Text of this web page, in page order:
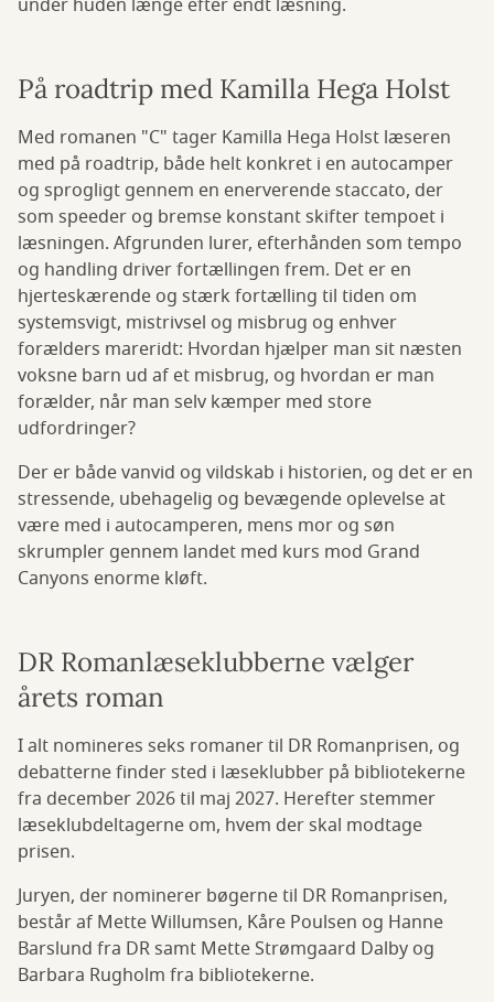
under huden længe efter endt læsning.
På roadtrip med Kamilla Hega Holst
Med romanen "C" tager Kamilla Hega Holst læseren
med på roadtrip, både helt konkret i en autocamper
og sprogligt gennem en enerverende staccato, der
som speeder og bremse konstant skifter tempoet i
læsningen. Afgrunden lurer, efterhånden som tempo
og handling driver fortællingen frem. Det er en
hjerteskærende og stærk fortælling til tiden om
systemsvigt, mistrivsel og misbrug og enhver
forælders mareridt: Hvordan hjælper man sit næsten
voksne barn ud af et misbrug, og hvordan er man
forælder, når man selv kæmper med store
udfordringer?
Der er både vanvid og vildskab i historien, og det er en
stressende, ubehagelig og bevægende oplevelse at
være med i autocamperen, mens mor og søn
skrumpler gennem landet med kurs mod Grand
Canyons enorme kløft.
DR Romanlæseklubberne vælger
årets roman
I alt nomineres seks romaner til DR Romanprisen, og
debatterne finder sted i læseklubber på bibliotekerne
fra december 2026 til maj 2027. Herefter stemmer
læseklubdeltagerne om, hvem der skal modtage
prisen.
Juryen, der nominerer bøgerne til DR Romanprisen,
består af Mette Willumsen, Kåre Poulsen og Hanne
Barslund fra DR samt Mette Strømgaard Dalby og
Barbara Rugholm fra bibliotekerne.